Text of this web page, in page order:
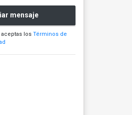
mensaje
aceptas los Términos de